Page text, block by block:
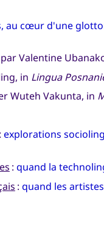
au cœur d'une
Valentine
in Lingua
Wuteh Vakunta, in
explorations
: quand la
: quand les